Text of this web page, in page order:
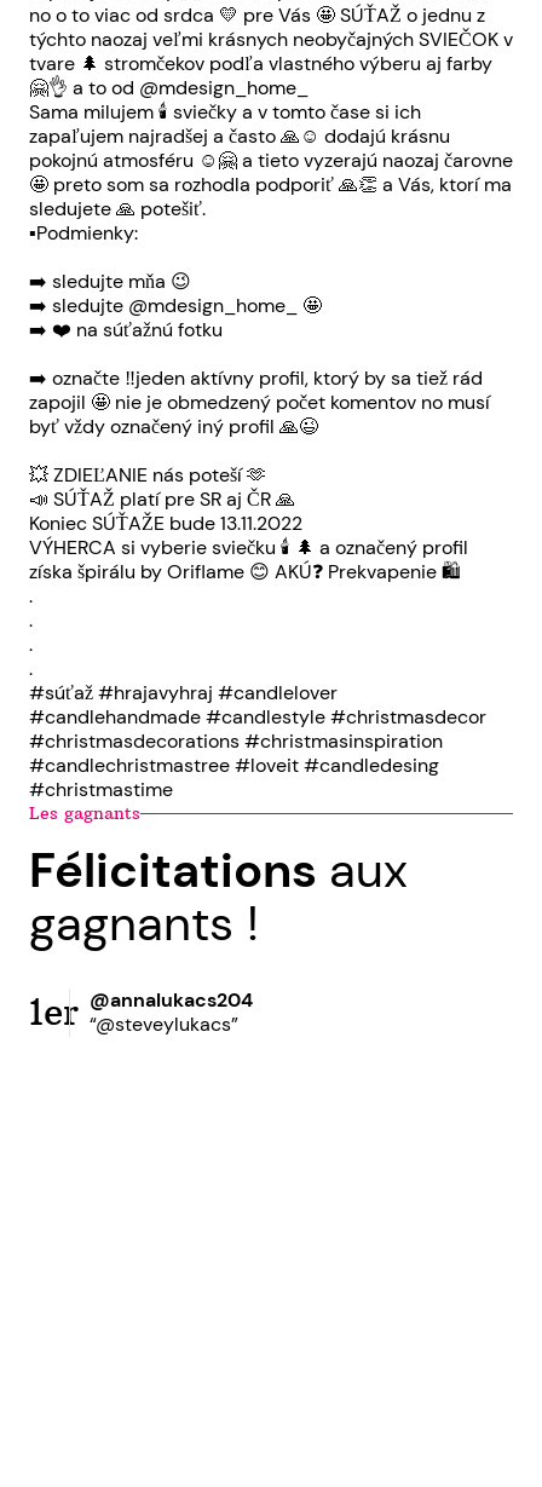
no o to viac od srdca 💛 pre Vás 🤩 SÚŤAŽ o jednu z
týchto naozaj veľmi krásnych neobyčajných SVIEČOK v
tvare 🌲 stromčekov podľa vlastného výberu aj farby
🤗👌 a to od @mdesign_home_
Sama milujem 🕯 sviečky a v tomto čase si ich
zapaľujem najradšej a často 🙏☺️ dodajú krásnu
pokojnú atmosféru ☺️🤗 a tieto vyzerajú naozaj čarovne
🤩 preto som sa rozhodla podporiť 🙏👏 a Vás, ktorí ma
sledujete 🙏 potešiť.
▪️Podmienky:
➡️ sledujte mňa 😉
➡️ sledujte @mdesign_home_ 🤩
➡️ ❤️ na súťažnú fotku
➡️ označte ‼️jeden aktívny profil, ktorý by sa tiež rád
zapojil 🤩 nie je obmedzený počet komentov no musí
byť vždy označený iný profil 🙏😉
💥 ZDIEĽANIE nás poteší 🫶
📣 SÚŤAŽ platí pre SR aj ČR 🙏
Koniec SÚŤAŽE bude 13.11.2022
VÝHERCA si vyberie sviečku 🕯 🌲 a označený profil
získa špirálu by Oriflame 😊 AKÚ❓ Prekvapenie 🛍
.
.
.
.
#súťaž #hrajavyhraj #candlelover
#candlehandmade #candlestyle #christmasdecor
#christmasdecorations #christmasinspiration
#candlechristmastree #loveit #candledesing
#christmastime
Les gagnants
Félicitations aux
gagnants !
1er @annalukacs204
“@steveylukacs”